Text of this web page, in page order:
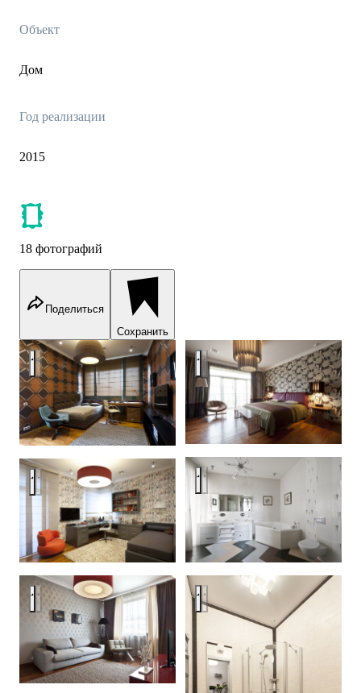
Объект
Дом
Год реализации
2015
18 фотографий
Поделиться
Сохранить
Дом под Москвой Дом под Москвой
Дом под Москвой
Дом под Москвой
Дом под Москвой
Дом под Москвой